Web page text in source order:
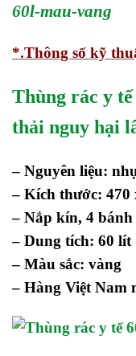
60l-mau-vang
*.Thông số kỹ
Thùng rác y
thải nguy hại
– Nguyên liệu:
– Kích thước: 470
– Nắp kín, 4 bánh
– Dung tích: 60 lít
– Màu sắc: vàng
– Hàng Việt Nam